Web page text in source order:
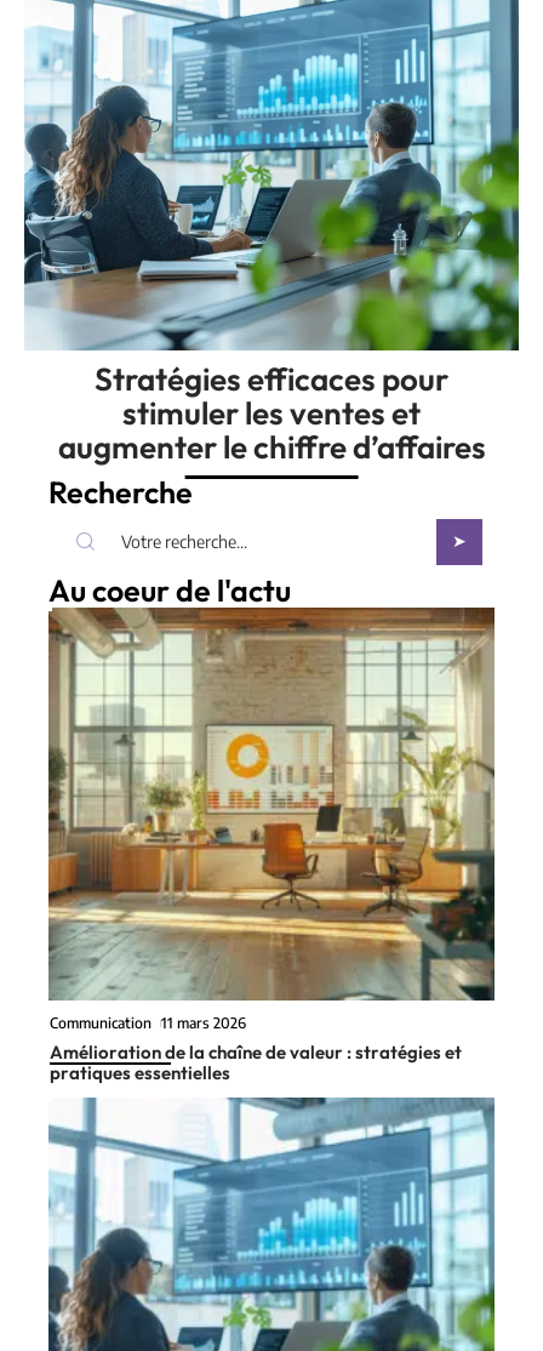
Stratégies efficaces pour
stimuler les ventes et
augmenter le chiffre d’affaires
Recherche
Au coeur de l'actu
Communication 11 mars 2026
Amélioration de la chaîne de valeur : stratégies et
pratiques essentielles